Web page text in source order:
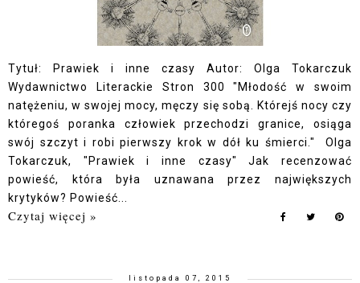
Tytuł: Prawiek i inne czasy Autor: Olga Tokarczuk
Wydawnictwo Literackie Stron 300 "Młodość w swoim
natężeniu, w swojej mocy, męczy się sobą. Którejś nocy czy
któregoś poranka człowiek przechodzi granice, osiąga
swój szczyt i robi pierwszy krok w dół ku śmierci." Olga
Tokarczuk, "Prawiek i inne czasy" Jak recenzować
powieść, która była uznawana przez największych
krytyków? Powieść...
Czytaj więcej »
listopada 07, 2015